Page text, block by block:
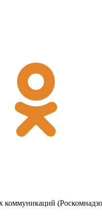
коммуникаций